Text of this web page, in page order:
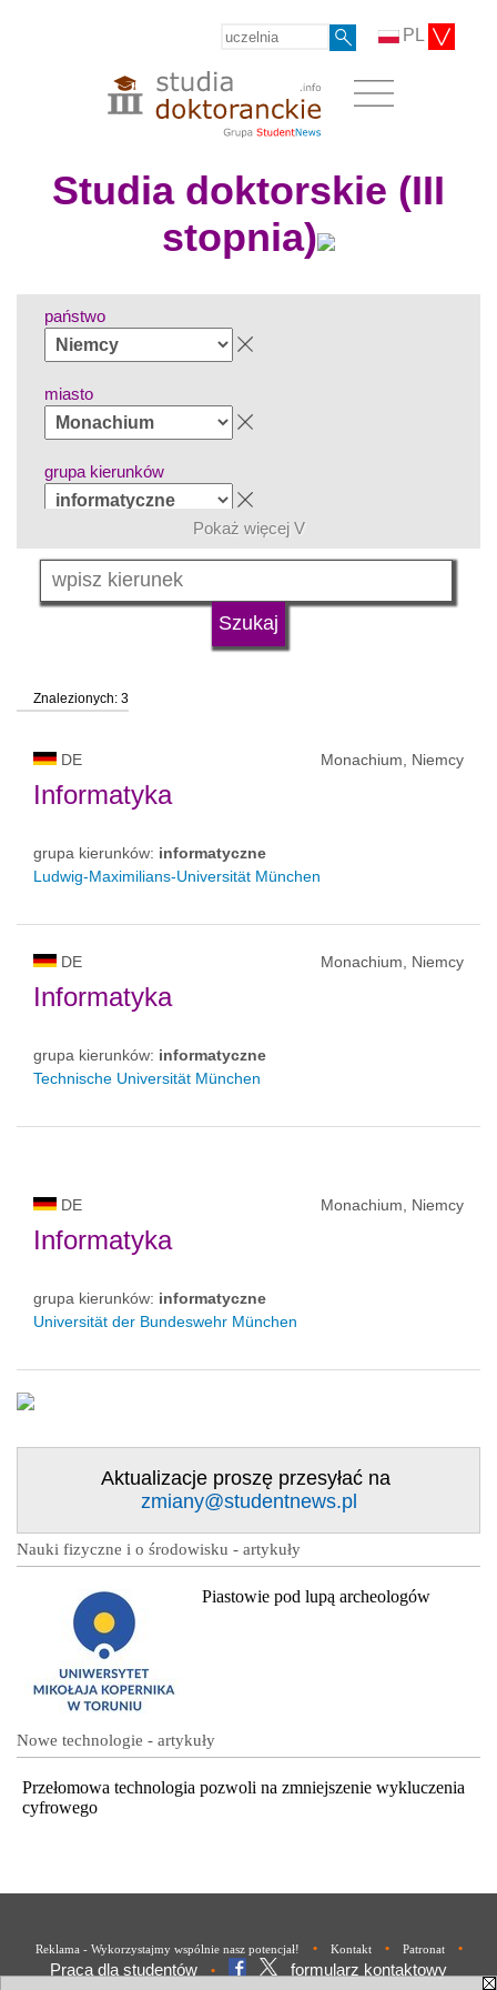
PL
Studia doktorskie (III
stopnia)
państwo
miasto
grupa kierunków
język
status uczelni
Pokaż więcej V
Znalezionych: 3
DE Monachium, Niemcy
Informatyka
grupa kierunków: informatyczne
Ludwig-Maximilians-Universität München
DE Monachium, Niemcy
Informatyka
grupa kierunków: informatyczne
Technische Universität München
DE Monachium, Niemcy
Informatyka
grupa kierunków: informatyczne
Universität der Bundeswehr München
Aktualizacje proszę przesyłać na
zmiany@studentnews.pl
Nauki fizyczne i o środowisku - artykuły
Piastowie pod lupą archeologów
Nowe technologie - artykuły
Przełomowa technologia pozwoli na zmniejszenie wykluczenia
cyfrowego
Reklama - Wykorzystajmy wspólnie nasz potencjał! • Kontakt • Patronat •
Praca dla studentów • formularz kontaktowy